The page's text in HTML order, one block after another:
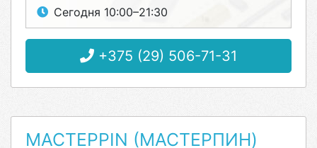
Сегодня 10:00–21:30
+375 (29) 506-71-31
МАСТЕРPIN (МАСТЕРПИН)